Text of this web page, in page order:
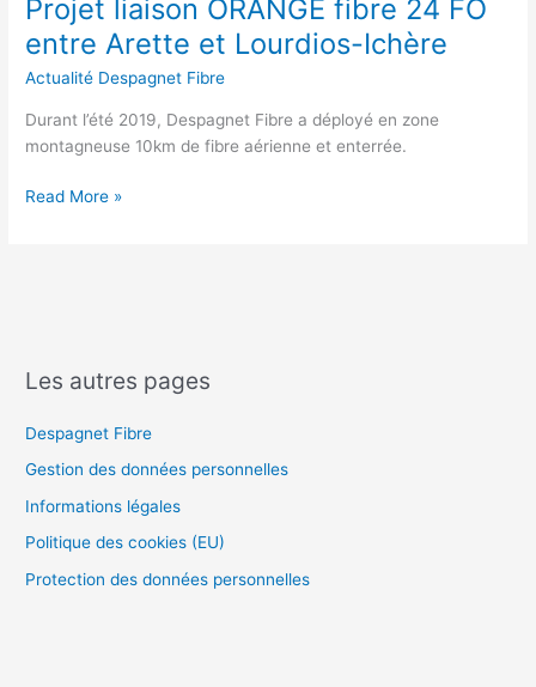
Projet liaison ORANGE fibre 24 FO
entre Arette et Lourdios-Ichère
Actualité Despagnet Fibre
Durant l’été 2019, Despagnet Fibre a déployé en zone
montagneuse 10km de fibre aérienne et enterrée.
Read More »
Les autres pages
Despagnet Fibre
Gestion des données personnelles
Informations légales
Politique des cookies (EU)
Protection des données personnelles